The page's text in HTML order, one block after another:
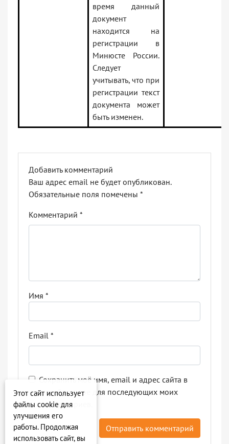
время данный
документ
находится на
регистрации в
Минюсте России.
Следует
учитывать, что при
регистрации текст
документа может
быть изменен.
Добавить комментарий
Ваш адрес email не будет опубликован.
Обязательные поля помечены *
Комментарий *
Имя *
Email *
Сохранить моё имя, email и адрес сайта в
этом браузере для последующих моих
комментариев.
Этот сайт использует
файлы cookie для
улучшения его
работы. Продолжая
использовать сайт, вы